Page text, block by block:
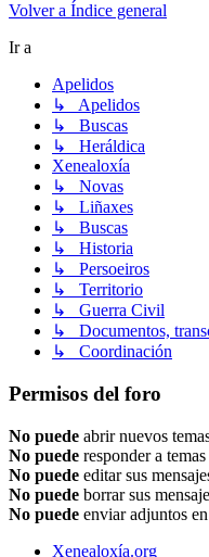
Volver a Índice general
Ir a
Apelidos
↳ Apelidos
↳ Buscas
↳ Heráldica
Xenealoxía
↳ Novas
↳ Liñaxes
↳ Buscas
↳ Historia
↳ Persoeiros
↳ Territorio
↳ Guerra Civil
↳ Documentos,
↳ Coordinación
Permisos del foro
No puede abrir nuevos
No puede responder a
No puede editar sus
No puede borrar sus
No puede enviar adjuntos
Xenealoxía.org